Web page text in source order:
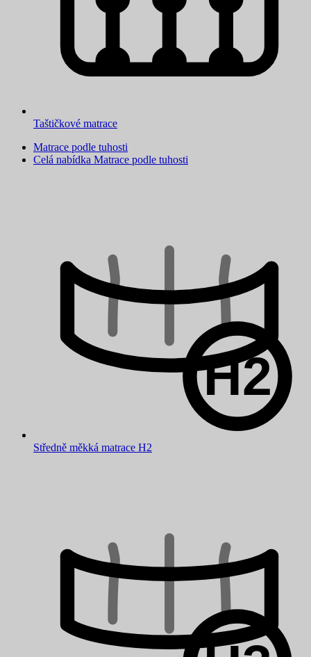
Taštičkové matrace
Matrace podle tuhosti
Celá nabídka Matrace podle tuhosti
Středně měkká matrace H2